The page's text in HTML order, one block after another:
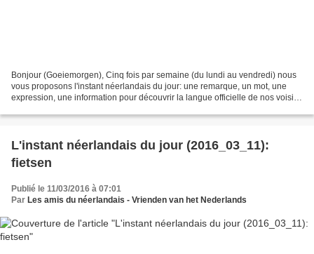
Bonjour (Goeiemorgen), Cinq fois par semaine (du lundi au vendredi) nous
vous proposons l'instant néerlandais du jour: une remarque, un mot, une
expression, une information pour découvrir la langue officielle de nos voisins
L'instant néerlandais du jour (2016_03_11):
fietsen
Publié le 11/03/2016 à 07:01
Par Les amis du néerlandais - Vrienden van het Nederlands